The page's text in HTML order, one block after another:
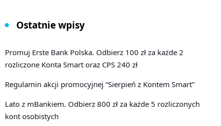
Ostatnie wpisy
Promuj Erste Bank Polska. Odbierz 100 zł za każde 2
rozliczone Konta Smart oraz CPS 240 zł
Regulamin akcji promocyjnej “Sierpień z Kontem Smart”
Lato z mBankiem. Odbierz 800 zł za każde 5 rozliczonych
kont osobistych